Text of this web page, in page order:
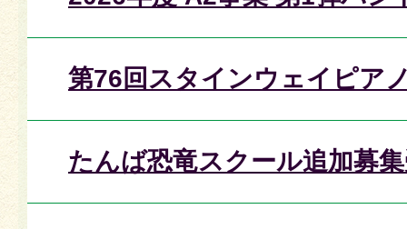
第76回スタインウェイピア
たんば恐竜スクール追加募